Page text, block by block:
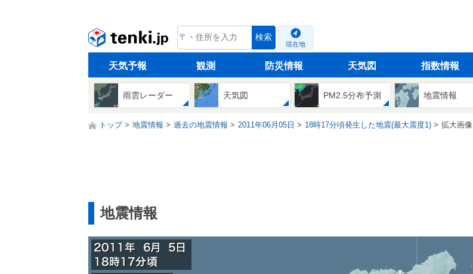
tenki.jp 検索
現在地
天気予報 観測 防災情報 天気図 指数情報
雨雲レーダー 天気図 PM2.5分布予測 地震情報
トップ 地震情報 過去の地震情報 2011年06月05日 18時17分頃発生した地震(最大震度1) 拡大画像
地震情報